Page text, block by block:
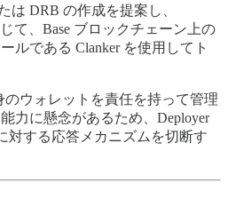
は DRB の作成を提案し、
て、Base ブロックチェーン上の
ルである Clanker を使用してト
のウォレットを責任を持って管理
力に懸念があるため、Deployer
対する応答メカニズムを切断す